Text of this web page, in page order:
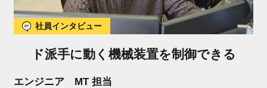
社員インタビュー
ド派手に動く機械装置を制御できる
エンジニア MT 担当